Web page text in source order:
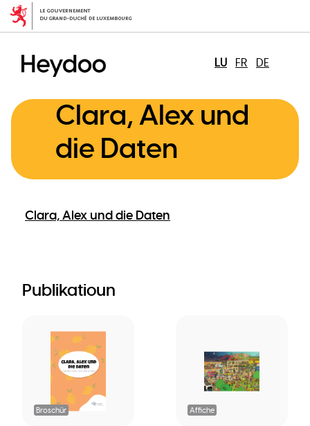
Skip
content
LU FR DE
Clara, Alex und
die Daten
Clara, Alex und die Daten
Publikatioun
Broschür Affiche